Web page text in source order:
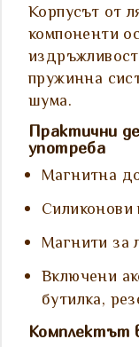
Корпусът от
компоненти
пружинна
шума.
Практични
употреба
Магнитна
Силиконови
Магнити за
Включени
бутилка,
Комплектът